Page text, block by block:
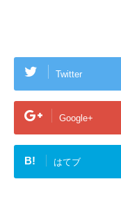
Twitter
Google+
B! はてブ